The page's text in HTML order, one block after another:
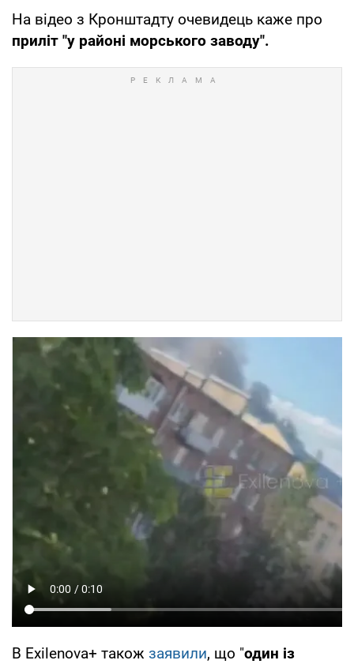
На відео з Кронштадту очевидець каже про
приліт "у районі морського заводу".
В Exilenova+ також заявили, що "один із